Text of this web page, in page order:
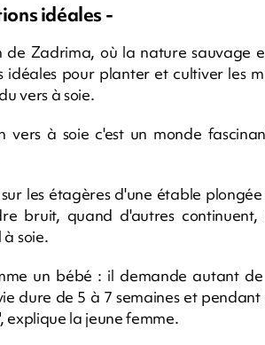
idéales -
de Zadrima, où la nature sauvage
idéales pour planter et cultiver les
vers à soie.
vers à soie c'est un monde
sur les étagères d'une étable
bruit, quand d'autres
soie.
un bébé : il demande autant
dure de 5 à 7 semaines et
explique la jeune femme.